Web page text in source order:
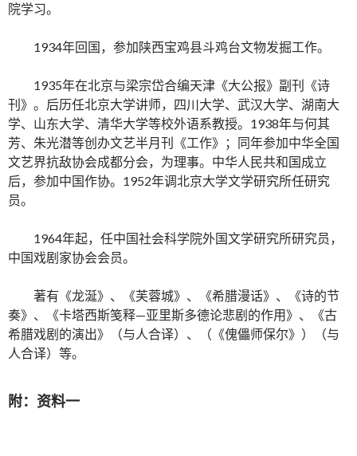
院学习。
1934年回国，参加陕西宝鸡县斗鸡台文物发掘工作。
1935年在北京与梁宗岱合编天津《大公报》副刊《诗
刊》。后历任北京大学讲师，四川大学、武汉大学、湖南大
学、山东大学、清华大学等校外语系教授。1938年与何其
芳、朱光潜等创办文艺半月刊《工作》；同年参加中华全国
文艺界抗敌协会成都分会，为理事。中华人民共和国成立
后，参加中国作协。1952年调北京大学文学研究所任研究
员。
1964年起，任中国社会科学院外国文学研究所研究员，
中国戏剧家协会会员。
著有《龙涎》、《芙蓉城》、《希腊漫话》、《诗的节
奏》、《卡塔西斯笺释—亚里斯多德论悲剧的作用》、《古
希腊戏剧的演出》（与人合译）、（《傀儡师保尔》）（与
人合译）等。
附：资料一